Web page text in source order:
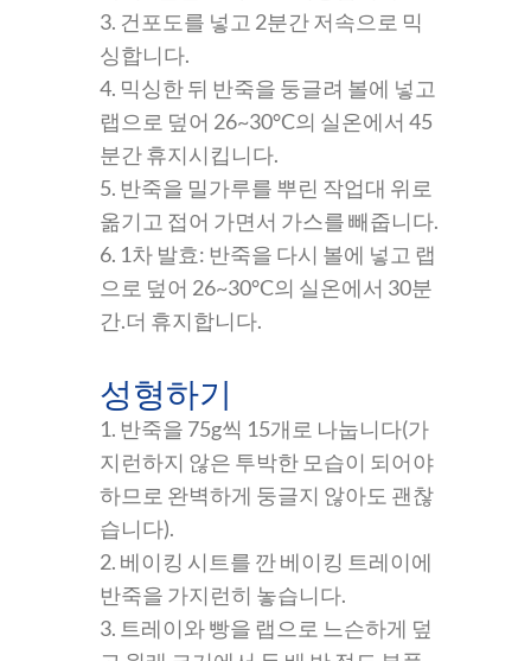
3. 건포도를 넣고 2분간 저속으로 믹
싱합니다.
4. 믹싱한 뒤 반죽을 둥글려 볼에 넣고
랩으로 덮어 26~30°C의 실온에서 45
분간 휴지시킵니다.
5. 반죽을 밀가루를 뿌린 작업대 위로
옮기고 접어 가면서 가스를 빼줍니다.
6. 1차 발효: 반죽을 다시 볼에 넣고 랩
으로 덮어 26~30°C의 실온에서 30분
간.더 휴지합니다.
성형하기
1. 반죽을 75g씩 15개로 나눕니다(가
지런하지 않은 투박한 모습이 되어야
하므로 완벽하게 둥글지 않아도 괜찮
습니다).
2. 베이킹 시트를 깐 베이킹 트레이에
반죽을 가지런히 놓습니다.
3. 트레이와 빵을 랩으로 느슨하게 덮